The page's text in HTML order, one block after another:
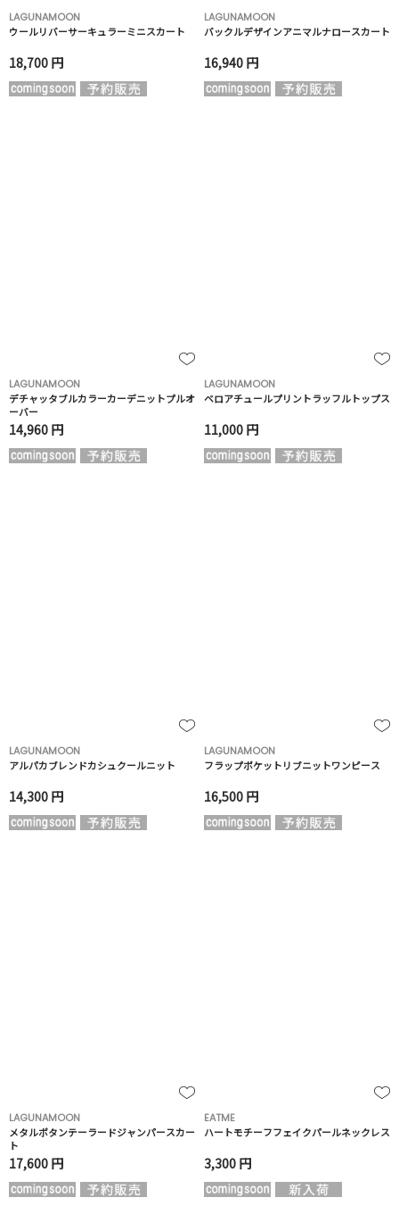
LAGUNAMOON
ウールリバーサーキュラーミニスカート
18,700 円
LAGUNAMOON
バックルデザインアニマルナロースカート
16,940 円
LAGUNAMOON
デチャッタブルカラーカーデニットプルオ
ーバー
14,960 円
LAGUNAMOON
ベロアチュールプリントラッフルトップス
11,000 円
LAGUNAMOON
アルパカブレンドカシュクールニット
14,300 円
LAGUNAMOON
フラップポケットリブニットワンピース
16,500 円
LAGUNAMOON
メタルボタンテーラードジャンパースカー
ト
17,600 円
EATME
ハートモチーフフェイクパールネックレス
3,300 円